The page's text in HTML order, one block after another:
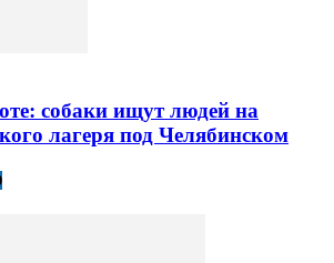
собаки ищут людей на
лагеря под Челябинском